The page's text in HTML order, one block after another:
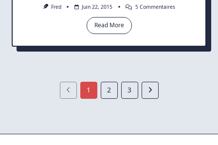
Fred Juin 22, 2015 5 CommentairesSur
Changer
Read More
1 2 3